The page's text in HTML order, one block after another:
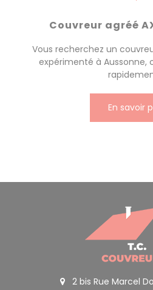
Couvreur agréé
Vous recherchez un
expérimenté à Aussonne,
En savoir
2 bis Rue Marcel